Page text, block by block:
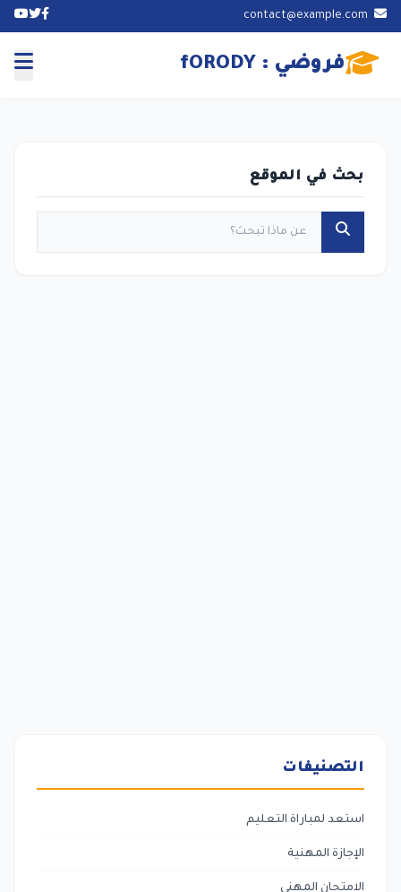
فروضي : fORODY
بحث في الموقع
التصنيفات
استعد لمباراة التعليم
الإجازة المهنية
الامتحان المهني